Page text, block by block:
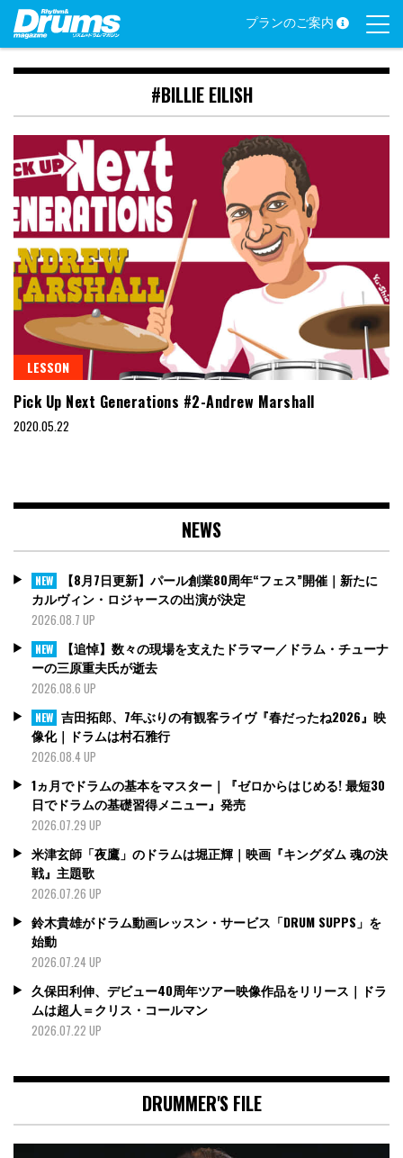
Skip
content
プランのご案内
#BILLIE EILISH
LESSON
Pick Up Next Generations #2-Andrew Marshall
2020.05.22
NEWS
NEW
【8月7日更新】パール創業80周年“フェス”開催｜新たに
カルヴィン・ロジャースの出演が決定
2026.08.7 UP
NEW
【追悼】数々の現場を支えたドラマー／ドラム・チューナ
ーの三原重夫氏が逝去
2026.08.6 UP
NEW 吉田拓郎、7年ぶりの有観客ライヴ『春だったね2026』映
像化｜ドラムは村石雅行
2026.08.4 UP
1ヵ月でドラムの基本をマスター｜『ゼロからはじめる! 最短30
日でドラムの基礎習得メニュー』発売
2026.07.29 UP
米津玄師「夜鷹」のドラムは堀正輝｜映画『キングダム 魂の決
戦』主題歌
2026.07.26 UP
鈴木貴雄がドラム動画レッスン・サービス「DRUM SUPPS」を
始動
2026.07.24 UP
久保田利伸、デビュー40周年ツアー映像作品をリリース｜ドラ
ムは超人＝クリス・コールマン
2026.07.22 UP
DRUMMER'S FILE